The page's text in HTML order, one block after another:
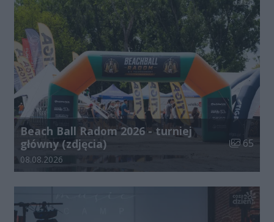
Beach Ball Radom 2026 - turniej
główny (zdjęcia)
Liczba
65
Data dodania galerii:
08.08.2026